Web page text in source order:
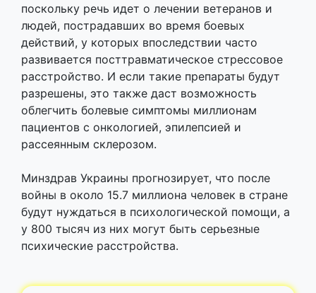
поскольку речь идет о лечении ветеранов и
людей, пострадавших во время боевых
действий, у которых впоследствии часто
развивается посттравматическое стрессовое
расстройство. И если такие препараты будут
разрешены, это также даст возможность
облегчить болевые симптомы миллионам
пациентов с онкологией, эпилепсией и
рассеянным склерозом.
Минздрав Украины прогнозирует, что после
войны в около 15.7 миллиона человек в стране
будут нуждаться в психологической помощи, а
у 800 тысяч из них могут быть серьезные
психические расстройства.